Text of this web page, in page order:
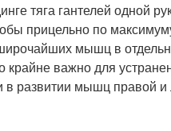
тяга гантелей одной
прицельно по
мышц в
крайне важно для
в развитии мышц правой и